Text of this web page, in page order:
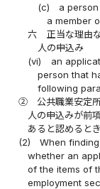
(c)
a
a member
六
正当な理由
人の申込み
(vi)
an
person that
following
②
公共職業安定
人の申込みが前
あると認めると
(2)
When
whether an
of the items of
employment